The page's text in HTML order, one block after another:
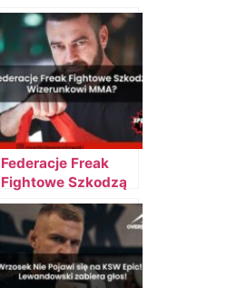
Federacje Freak
Fightowe Szkodzą
Wizerunkowi MMA?
– Martin
Lewandowski